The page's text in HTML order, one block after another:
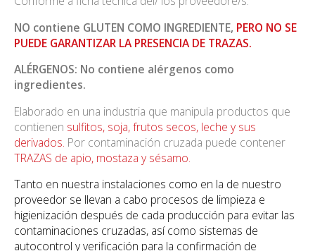
NO contiene GLUTEN COMO INGREDIENTE, PERO NO SE
PUEDE GARANTIZAR LA PRESENCIA DE TRAZAS.
ALÉRGENOS: No contiene alérgenos como
ingredientes.
Elaborado en una industria que manipula productos que
contienen sulfitos, soja, frutos secos, leche y sus
derivados. Por contaminación cruzada puede contener
TRAZAS de apio, mostaza y sésamo.
Tanto en nuestra instalaciones como en la de nuestro
proveedor se llevan a cabo procesos de limpieza e
higienización después de cada producción para evitar las
contaminaciones cruzadas, así como sistemas de
autocontrol y verificación para la confirmación de